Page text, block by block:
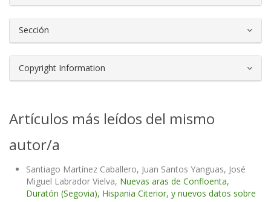
Sección
Copyright Information
Artículos más leídos del mismo
autor/a
Santiago Martínez Caballero, Juan Santos Yanguas, José
Miguel Labrador Vielva, Nuevas aras de Confloenta,
Duratón (Segovia), Hispania Citerior, y nuevos datos sobre